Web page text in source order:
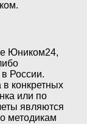
Юником24,
в России.
конкретных
или по
являются
методикам